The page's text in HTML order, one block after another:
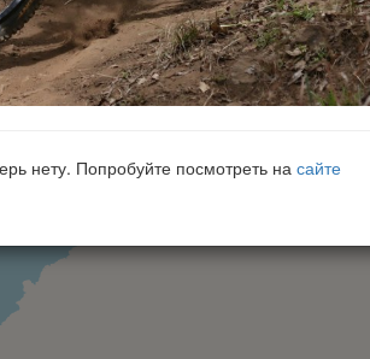
нету. Попробуйте посмотреть насайте